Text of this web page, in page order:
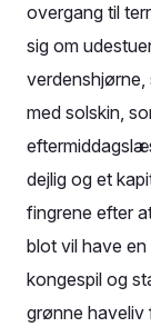
overgang til
sig om
med solskin,
dejlig og et
fingrene efter
blot vil have
kongespil og
grønne haveliv